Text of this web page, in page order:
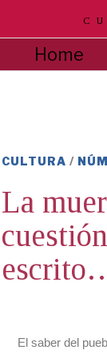
Home
CULTURA /
La
El saber del